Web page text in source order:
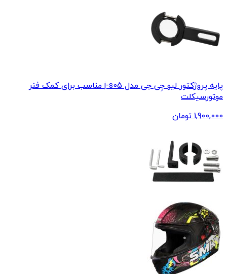
پایه پروژکتور لیو جِی جی مدل j-s05 مناسب برای کمک فنر
موتورسیکلت
1,900,000 تومان